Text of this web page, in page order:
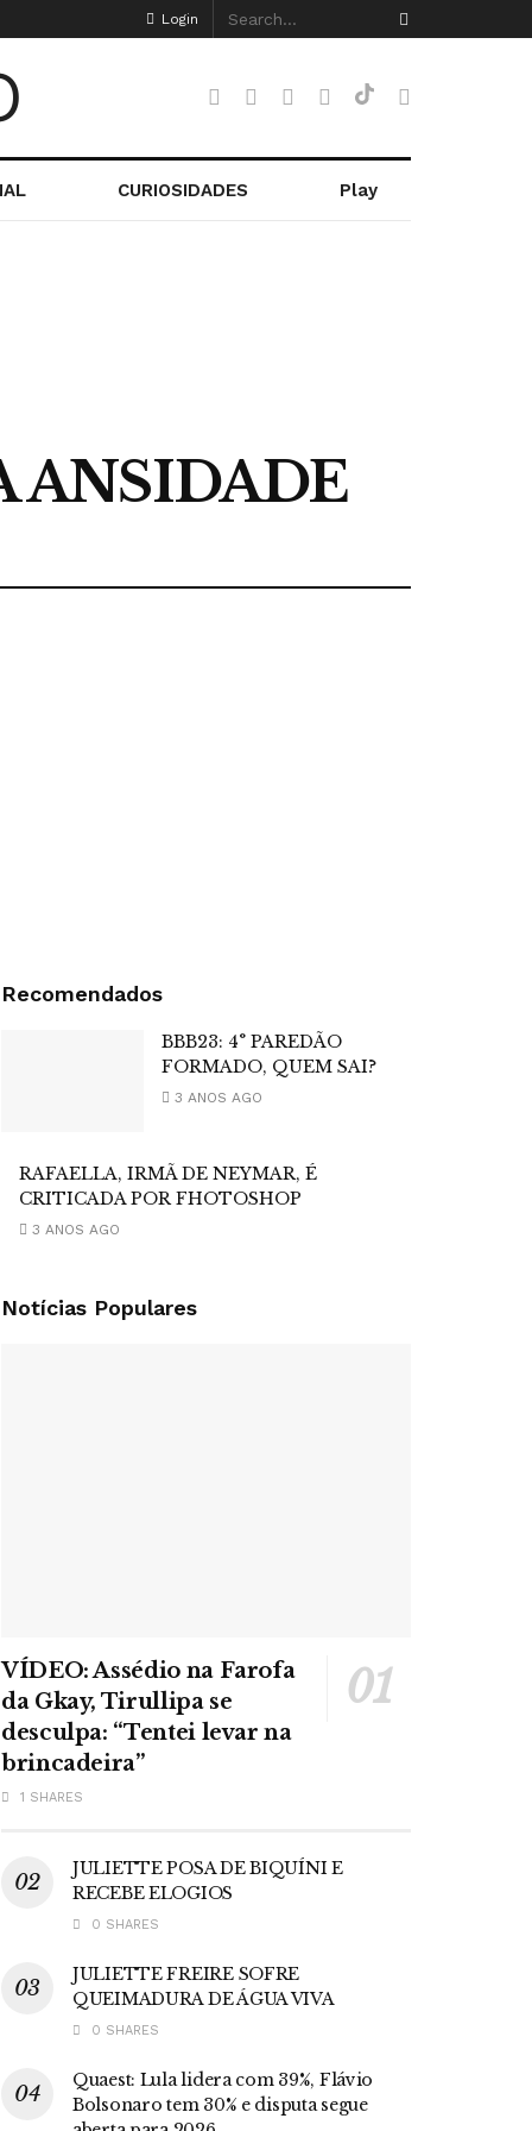
Login
CURIOSIDADES Play
ANSIDADE
Recomendados
BBB23: 4° PAREDÃO
FORMADO, QUEM SAI?
3 ANOS AGO
RAFAELLA, IRMÃ DE NEYMAR, É
CRITICADA POR FHOTOSHOP
3 ANOS AGO
Notícias Populares
VÍDEO: Assédio na Farofa
da Gkay, Tirullipa se
desculpa: “Tentei levar na
brincadeira”
1 SHARES
JULIETTE POSA DE BIQUÍNI E
RECEBE ELOGIOS
0 SHARES
JULIETTE FREIRE SOFRE
QUEIMADURA DE ÁGUA VIVA
0 SHARES
Quaest: Lula lidera com 39%, Flávio
Bolsonaro tem 30% e disputa segue